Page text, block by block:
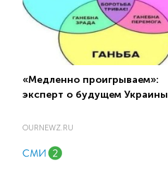
«Медленно проигрываем»:
эксперт о будущем Украины
OURNEWZ.RU